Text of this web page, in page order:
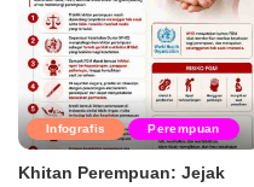
Infografis Perempuan
Khitan Perempuan: Jejak